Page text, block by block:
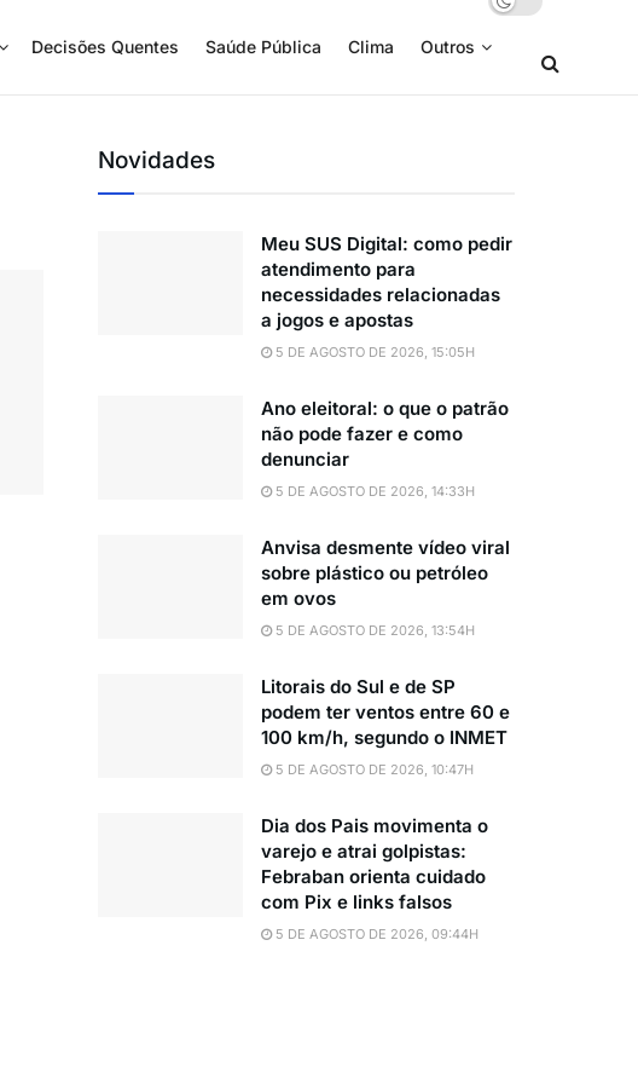
Decisões Quentes Saúde Pública Clima Outros
Novidades
Meu SUS Digital: como pedir
atendimento para
necessidades relacionadas
a jogos e apostas
5 DE AGOSTO DE 2026, 15:05H
Ano eleitoral: o que o patrão
não pode fazer e como
denunciar
5 DE AGOSTO DE 2026, 14:33H
Anvisa desmente vídeo viral
sobre plástico ou petróleo
em ovos
5 DE AGOSTO DE 2026, 13:54H
Litorais do Sul e de SP
podem ter ventos entre 60 e
100 km/h, segundo o INMET
5 DE AGOSTO DE 2026, 10:47H
Dia dos Pais movimenta o
varejo e atrai golpistas:
Febraban orienta cuidado
com Pix e links falsos
5 DE AGOSTO DE 2026, 09:44H